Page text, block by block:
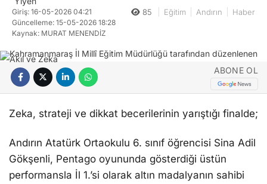
Giriş: 16-05-2026 04:21
Güncelleme: 15-05-2026 18:28
Kaynak: MURAT MENENDİZ
85 Eğitim Andırın Haber
ABONE OL
Zeka, strateji ve dikkat becerilerinin yarıştığı finalde;
Andırın Atatürk Ortaokulu 6. sınıf öğrencisi Sina Adil
Gökşenli, Pentago oyununda gösterdiği üstün
performansla İl 1.’si olarak altın madalyanın sahibi